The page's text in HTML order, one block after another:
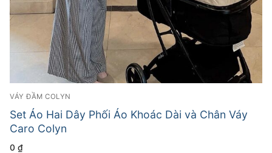
VÁY ĐẦM COLYN
Set Áo Hai Dây Phối Áo Khoác Dài và Chân Váy
Caro Colyn
0 ₫